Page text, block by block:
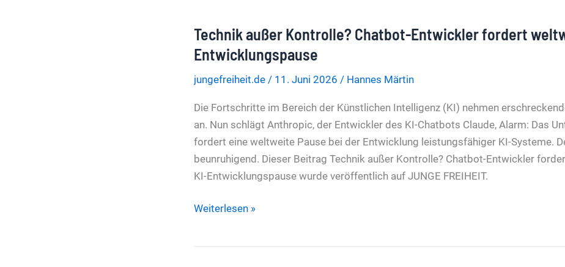
Technik außer Kontrolle? Chatbot-Entwickler fordert
Entwicklungspause
jungefreiheit.de / 11. Juni 2026 / Hannes Märtin
Die Fortschritte im Bereich der Künstlichen Intelligenz (KI) nehmen
an. Nun schlägt Anthropic, der Entwickler des KI-Chatbots Claude, Alarm: Das
fordert eine weltweite Pause bei der Entwicklung leistungsfähiger KI-Systeme.
beunruhigend. Dieser Beitrag Technik außer Kontrolle? Chatbot-Entwickler
KI-Entwicklungspause wurde veröffentlich auf JUNGE FREIHEIT.
Technik
Weiterlesen »